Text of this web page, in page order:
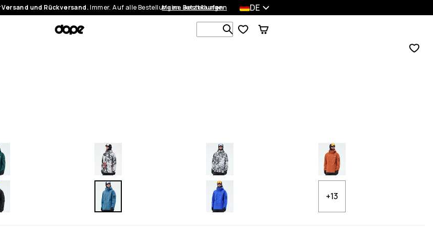
und Rückversand.Immer. Auf alle Bestellungen. Jetzt kaufen
Meine Bestellungen DE
Durchsuche 1 000+ Produkte
+13